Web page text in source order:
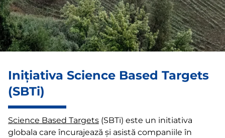
Inițiativa Science Based Targets
(SBTi)​
Science Based Targets (SBTi) este un initiativa
globala care încurajează și asistă companiile în